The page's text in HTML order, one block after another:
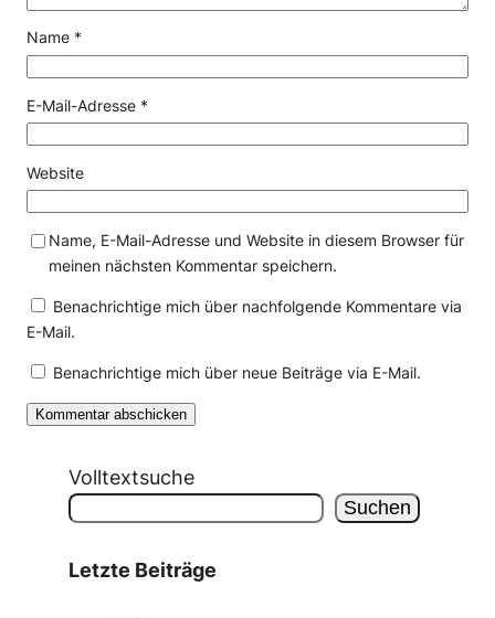
Name *
E-Mail-Adresse *
Website
Name, E-Mail-Adresse und Website in diesem Browser für
meinen nächsten Kommentar speichern.
Benachrichtige mich über nachfolgende Kommentare via
E-Mail.
Benachrichtige mich über neue Beiträge via E-Mail.
Volltextsuche
Suchen
Letzte Beiträge